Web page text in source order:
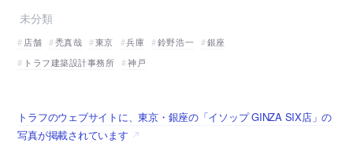
未分類
店舗
禿真哉 東京 兵庫 鈴野浩一
銀座
トラフ建築設計事務所
神戸
トラフのウェブサイトに、東京・銀座の「イソップ GINZA SIX店」の
写真が掲載されています